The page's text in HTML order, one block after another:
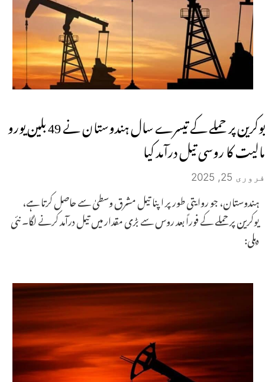
یوکرین پر حملے کے تیسرے سال ہندوستان نے 49 بلین یورو
مالیت کا روسی تیل درآمد کیا
فروری 25, 2025
ہندوستان، جو روایتی طور پر اپنا تیل مشرق وسطیٰ سے حاصل کرتا ہے،
یوکرین پر حملے کے فوراً بعد روس سے بڑی مقدار میں تیل درآمد کرنے لگا۔ نئی
دہلی: